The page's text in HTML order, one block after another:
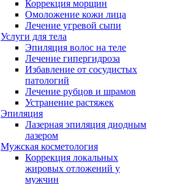
Коррекция морщин
Омоложение кожи лица
Лечение угревой сыпи
Услуги для тела
Эпиляция волос на теле
Лечение гипергидроза
Избавление от сосудистых
патологий
Лечение рубцов и шрамов
Устранение растяжек
Эпиляция
Лазерная эпиляция диодным
лазером
Мужская косметология
Коррекция локальных
жировых отложений у
мужчин